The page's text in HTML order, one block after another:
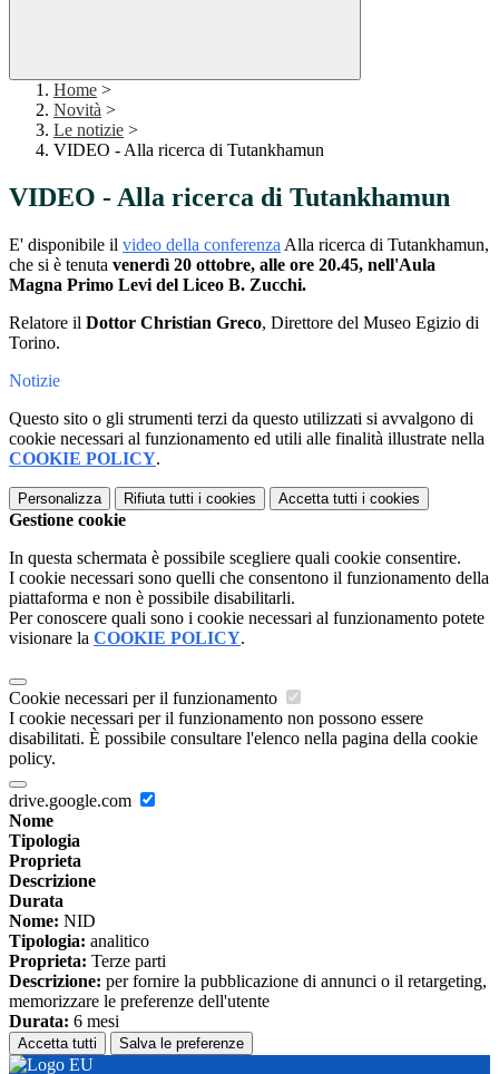
Home >
Novità >
Le notizie >
VIDEO - Alla ricerca di Tutankhamun
VIDEO - Alla ricerca di Tutankhamun
E' disponibile il video della conferenza Alla ricerca di Tutankhamun,
che si è tenuta venerdì 20 ottobre, alle ore 20.45, nell'Aula
Magna Primo Levi del Liceo B. Zucchi.
Relatore il Dottor Christian Greco, Direttore del Museo Egizio di
Torino.
Notizie
Questo sito o gli strumenti terzi da questo utilizzati si avvalgono di
cookie necessari al funzionamento ed utili alle finalità illustrate nella
COOKIE POLICY.
Personalizza Rifiuta tutti i cookies Accetta tutti i cookies
Gestione cookie
In questa schermata è possibile scegliere quali cookie consentire.
I cookie necessari sono quelli che consentono il funzionamento della
piattaforma e non è possibile disabilitarli.
Per conoscere quali sono i cookie necessari al funzionamento potete
visionare la COOKIE POLICY.
Cookie necessari per il funzionamento
I cookie necessari per il funzionamento non possono essere
disabilitati. È possibile consultare l'elenco nella pagina della cookie
policy.
drive.google.com
Nome
Tipologia
Proprieta
Descrizione
Durata
Nome: NID
Tipologia: analitico
Proprieta: Terze parti
Descrizione: per fornire la pubblicazione di annunci o il retargeting,
memorizzare le preferenze dell'utente
Durata: 6 mesi
Accetta tutti Salva le preferenze